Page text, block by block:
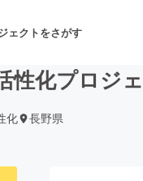
ェクトをさがす
性化プロジ
化 長野県